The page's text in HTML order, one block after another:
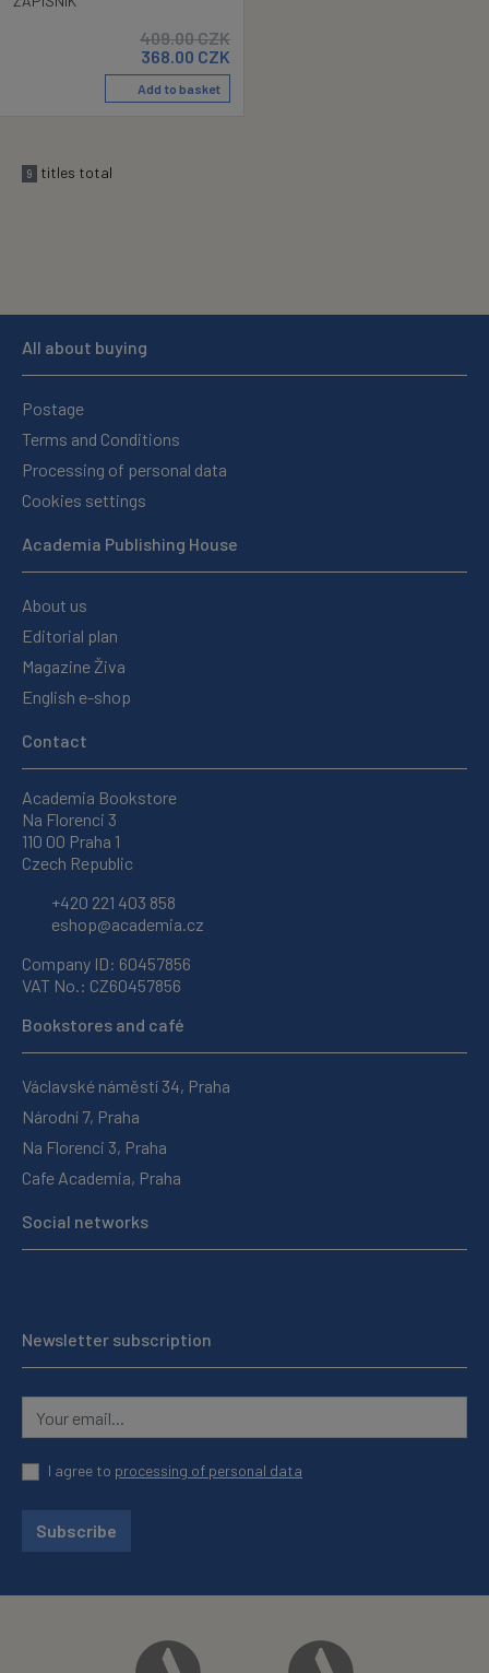
409.00CZK
368.00 CZK
Add to basket
9 titles total
All about buying
Postage
Terms and Conditions
Processing of personal data
Cookies settings
Academia Publishing House
About us
Editorial plan
Magazine Živa
English e-shop
Contact
Academia Bookstore
Na Florenci 3
110 00 Praha 1
Czech Republic
+420 221 403 858
eshop@academia.cz
Company ID: 60457856
VAT No.: CZ60457856
Bookstores and café
Václavské náměstí 34, Praha
Národní 7, Praha
Na Florenci 3, Praha
Cafe Academia, Praha
Social networks
Newsletter subscription
I agree to processing of personal data
Subscribe